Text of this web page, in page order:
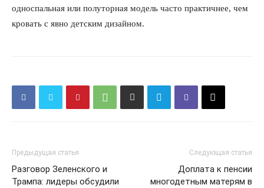
односпальная или полуторная модель часто практичнее, чем
кровать с явно детским дизайном.
Предыдущая статья
Разговор Зеленского и
Трампа: лидеры обсудили
Следующая статья
Доплата к пенсии
многодетным матерям в